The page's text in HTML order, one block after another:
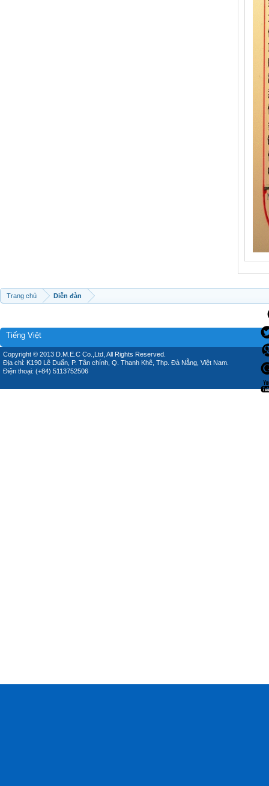
Trang chủ Diễn đàn
Tiếng Việt
Copyright © 2013 D.M.E.C Co.,Ltd, All Rights Reserved.
Địa chỉ: K190 Lê Duẩn, P. Tân chính, Q. Thanh Khê, Thp. Đà Nẵng, Việt Nam.
Điện thoại: (+84) 5113752506